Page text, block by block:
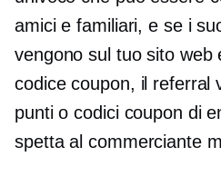
amici e familiari, e se i
vengono sul tuo sito web
codice coupon, il referral
punti o codici coupon di
spetta al commerciante